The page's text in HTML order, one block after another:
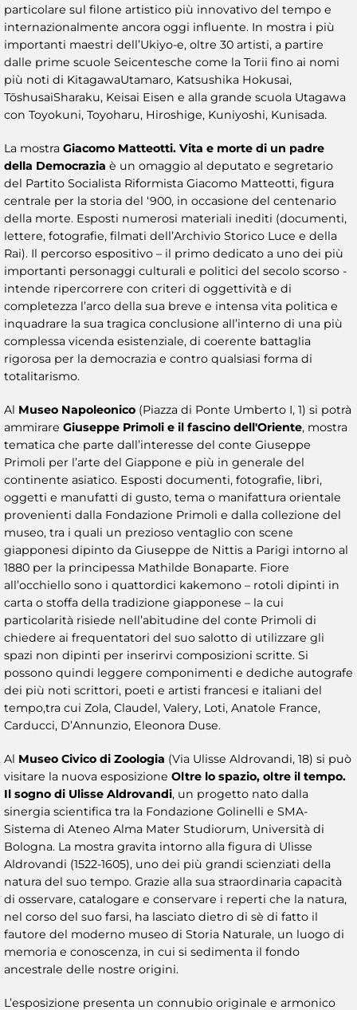
particolare sul filone artistico più innovativo del tempo e
internazionalmente ancora oggi influente. In mostra i più
importanti maestri dell’Ukiyo-e, oltre 30 artisti, a partire
dalle prime scuole Seicentesche come la Torii fino ai nomi
più noti di KitagawaUtamaro, Katsushika Hokusai,
TōshusaiSharaku, Keisai Eisen e alla grande scuola Utagawa
con Toyokuni, Toyoharu, Hiroshige, Kuniyoshi, Kunisada.
La mostra Giacomo Matteotti. Vita e morte di un padre
della Democrazia è un omaggio al deputato e segretario
del Partito Socialista Riformista Giacomo Matteotti, figura
centrale per la storia del ‘900, in occasione del centenario
della morte. Esposti numerosi materiali inediti (documenti,
lettere, fotografie, filmati dell’Archivio Storico Luce e della
Rai). Il percorso espositivo – il primo dedicato a uno dei più
importanti personaggi culturali e politici del secolo scorso -
intende ripercorrere con criteri di oggettività e di
completezza l’arco della sua breve e intensa vita politica e
inquadrare la sua tragica conclusione all’interno di una più
complessa vicenda esistenziale, di coerente battaglia
rigorosa per la democrazia e contro qualsiasi forma di
totalitarismo.
Al Museo Napoleonico (Piazza di Ponte Umberto I, 1) si potrà
ammirare Giuseppe Primoli e il fascino dell'Oriente, mostra
tematica che parte dall’interesse del conte Giuseppe
Primoli per l’arte del Giappone e più in generale del
continente asiatico. Esposti documenti, fotografie, libri,
oggetti e manufatti di gusto, tema o manifattura orientale
provenienti dalla Fondazione Primoli e dalla collezione del
museo, tra i quali un prezioso ventaglio con scene
giapponesi dipinto da Giuseppe de Nittis a Parigi intorno al
1880 per la principessa Mathilde Bonaparte. Fiore
all’occhiello sono i quattordici kakemono – rotoli dipinti in
carta o stoffa della tradizione giapponese – la cui
particolarità risiede nell’abitudine del conte Primoli di
chiedere ai frequentatori del suo salotto di utilizzare gli
spazi non dipinti per inserirvi composizioni scritte. Si
possono quindi leggere componimenti e dediche autografe
dei più noti scrittori, poeti e artisti francesi e italiani del
tempo,tra cui Zola, Claudel, Valery, Loti, Anatole France,
Carducci, D’Annunzio, Eleonora Duse.
Al Museo Civico di Zoologia (Via Ulisse Aldrovandi, 18) si può
visitare la nuova esposizione Oltre lo spazio, oltre il tempo.
Il sogno di Ulisse Aldrovandi, un progetto nato dalla
sinergia scientifica tra la Fondazione Golinelli e SMA-
Sistema di Ateneo Alma Mater Studiorum, Università di
Bologna. La mostra gravita intorno alla figura di Ulisse
Aldrovandi (1522-1605), uno dei più grandi scienziati della
natura del suo tempo. Grazie alla sua straordinaria capacità
di osservare, catalogare e conservare i reperti che la natura,
nel corso del suo farsi, ha lasciato dietro di sè di fatto il
fautore del moderno museo di Storia Naturale, un luogo di
memoria e conoscenza, in cui si sedimenta il fondo
ancestrale delle nostre origini.
L’esposizione presenta un connubio originale e armonico